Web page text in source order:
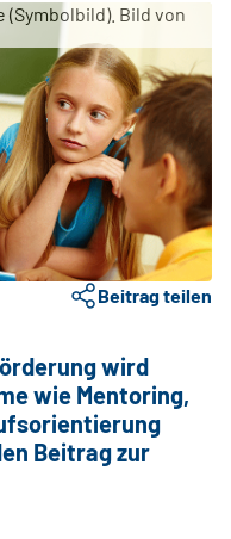
Bild von
Beitrag teilen
wird
wie Mentoring,
Beitrag zur